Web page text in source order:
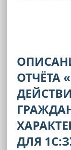
ОТЧЁТА
ДЛЯ